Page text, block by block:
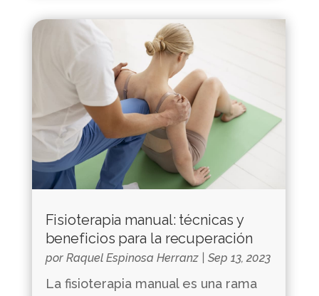
Fisioterapia manual: técnicas y
beneficios para la recuperación
por Raquel Espinosa Herranz| Sep 13, 2023
La fisioterapia manual es una rama